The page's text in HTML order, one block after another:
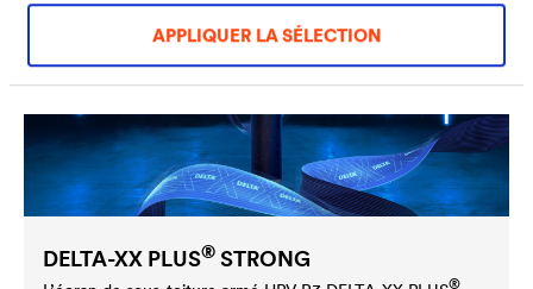
APPLIQUER LA SÉLECTION
DELTA-XX PLUS® STRONG
®